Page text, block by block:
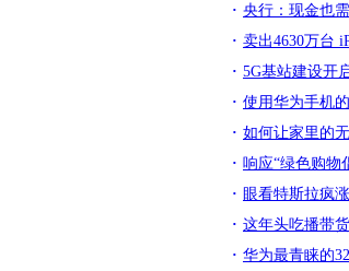
央行：现金也
卖出4630万台
5G基站建设开
使用华为手机
如何让家里的
响应“绿色购物
眼看特斯拉疯
这年头吃播带
华为最青睐的